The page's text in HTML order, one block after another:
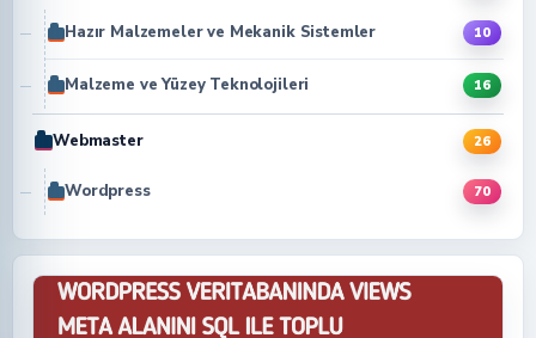
Hazır Malzemeler ve Mekanik Sistemler 10
Malzeme ve Yüzey Teknolojileri 16
Webmaster 26
Wordpress 70